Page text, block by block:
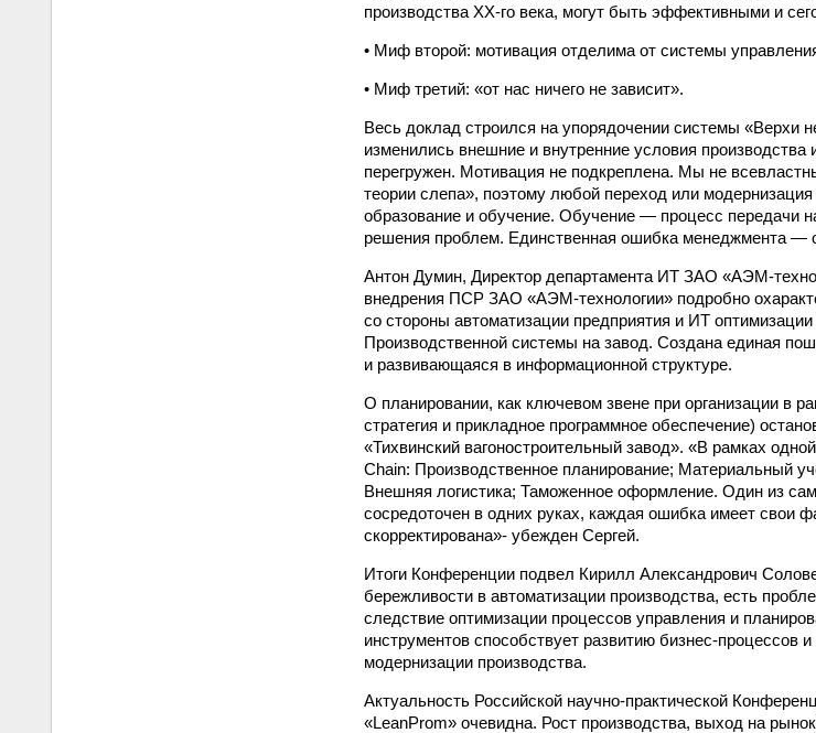
производства ХХ-го века, могут быть эффективными и
• Миф второй: мотивация отделима от системы
• Миф третий: «от нас ничего не зависит».
Весь доклад строился на упорядочении системы «Верхи
изменились внешние и внутренние условия
перегружен. Мотивация не подкреплена. Мы не
теории слепа», поэтому любой переход или
образование и обучение. Обучение — процесс передачи
решения проблем. Единственная ошибка менеджмента —
Антон Думин, Директор департамента ИТ ЗАО «АЭМ-
внедрения ПСР ЗАО «АЭМ-технологии» подробно
со стороны автоматизации предприятия и ИТ
Производственной системы на завод. Создана единая
и развивающаяся в информационной структуре.
О планировании, как ключевом звене при организации в
стратегия и прикладное программное обеспечение)
«Тихвинский вагоностроительный завод». «В рамках
Chain: Производственное планирование; Материальный
Внешняя логистика; Таможенное оформление. Один из
сосредоточен в одних руках, каждая ошибка имеет свои
скорректирована»- убежден Сергей.
Итоги Конференции подвел Кирилл Александрович
бережливости в автоматизации производства, есть
следствие оптимизации процессов управления и
инструментов способствует развитию бизнес-процессов
модернизации производства.
Актуальность Российской научно-практической
«LeanProm» очевидна. Рост производства, выход на